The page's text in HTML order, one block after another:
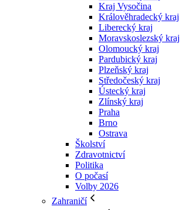
Kraj Vysočina
Králověhradecký kraj
Liberecký kraj
Moravskoslezský kraj
Olomoucký kraj
Pardubický kraj
Plzeňský kraj
Středočeský kraj
Ústecký kraj
Zlínský kraj
Praha
Brno
Ostrava
Školství
Zdravotnictví
Politika
O počasí
Volby 2026
Zahraničí